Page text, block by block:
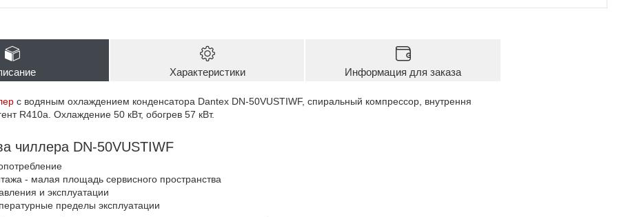
Характеристики Информация для заказа
с водяным охлаждением конденсатора Dantex DN-50VUSTIWF, спиральный компрессор, внутрення
R410a. Охлаждение 50 кВт, обогрев 57 кВт.
чиллера DN-50VUSTIWF
- малая площадь сервисного пространства
и эксплуатации
пределы эксплуатации